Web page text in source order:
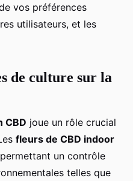
vos préférences
utilisateurs, et les
de culture sur la
CBD joue un rôle crucial
fleurs de CBD indoor
un contrôle
telles que